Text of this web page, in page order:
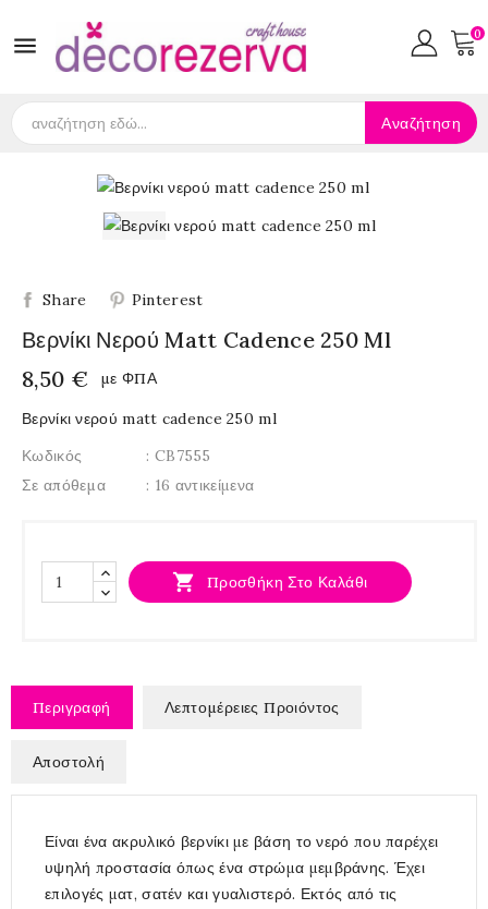
 0
Αναζήτηση
Share Pinterest
Βερνίκι Νερού Matt Cadence 250 Ml
8,50 €
με ΦΠΑ
Βερνίκι νερού matt cadence 250 ml
Κωδικός
: CB7555
Σε απόθεμα
: 16 αντικείμενα
 Προσθήκη Στο Καλάθι
Περιγραφή Λεπτομέρειες Προιόντος
Αποστολή
Είναι ένα ακρυλικό βερνίκι με βάση το νερό που παρέχει
υψηλή προστασία όπως ένα στρώμα μεμβράνης. Έχει
επιλογές ματ, σατέν και γυαλιστερό. Εκτός από τις